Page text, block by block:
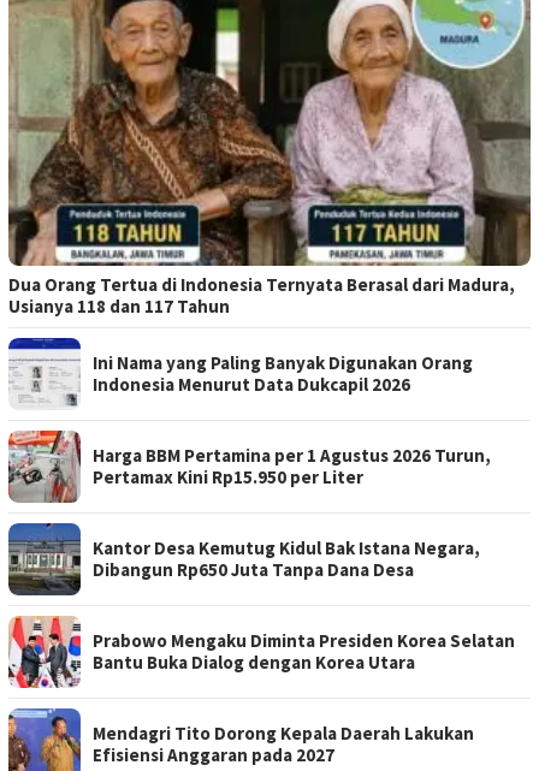
Dua Orang Tertua di Indonesia Ternyata Berasal dari Madura,
Usianya 118 dan 117 Tahun
Ini Nama yang Paling Banyak Digunakan Orang
Indonesia Menurut Data Dukcapil 2026
Harga BBM Pertamina per 1 Agustus 2026 Turun,
Pertamax Kini Rp15.950 per Liter
Kantor Desa Kemutug Kidul Bak Istana Negara,
Dibangun Rp650 Juta Tanpa Dana Desa
Prabowo Mengaku Diminta Presiden Korea Selatan
Bantu Buka Dialog dengan Korea Utara
Mendagri Tito Dorong Kepala Daerah Lakukan
Efisiensi Anggaran pada 2027